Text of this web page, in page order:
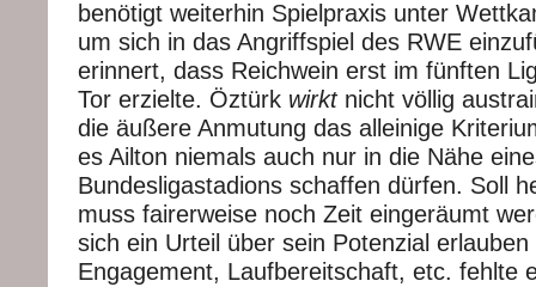
benötigt weiterhin Spielpraxis unter
um sich in das Angriffspiel des RWE
erinnert, dass Reichwein erst im fünften
Tor erzielte. Öztürk wirktnicht völlig
die äußere Anmutung das alleinige
es Ailton niemals auch nur in die Nähe
Bundesligastadions schaffen dürfen. Soll
muss fairerweise noch Zeit eingeräumt
sich ein Urteil über sein Potenzial erlauben
Engagement, Laufbereitschaft, etc. fehlte